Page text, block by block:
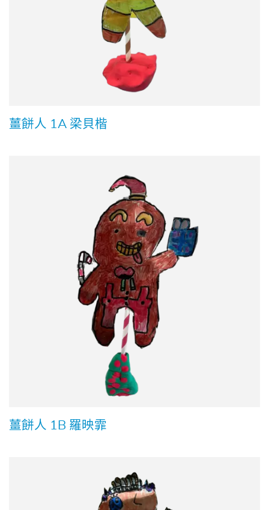
薑餅人 1A 梁貝楷
薑餅人 1B 羅映霏